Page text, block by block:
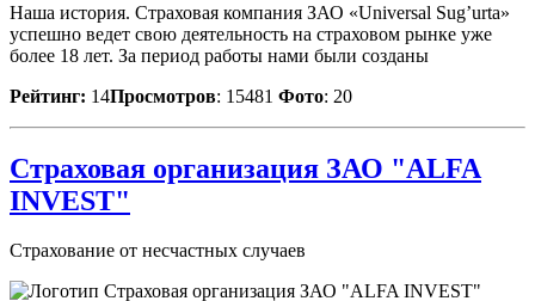
Наша история. Страховая компания ЗАО «Universal Sug’urta»
успешно ведет свою деятельность на страховом рынке уже
более 18 лет. За период работы нами были созданы
Рейтинг: 14Просмотров: 15481 Фото: 20
Страховая организация ЗАО "ALFA
INVEST"
Страхование от несчастных случаев